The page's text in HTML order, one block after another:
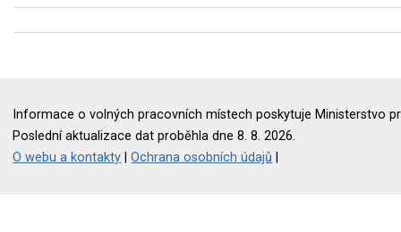
Informace o volných pracovních místech poskytuje Ministerstvo
Poslední aktualizace dat proběhla dne 8. 8. 2026.
O webu a kontakty |Ochrana osobních údajů